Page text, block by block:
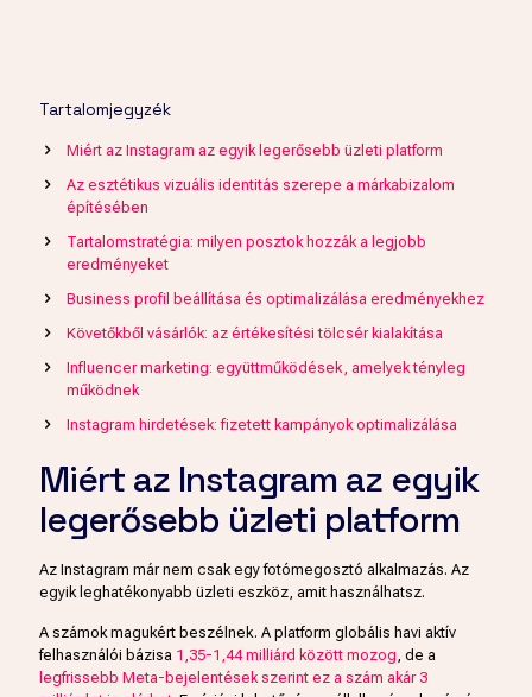
Tartalomjegyzék
Miért az Instagram az egyik legerősebb üzleti platform
Az esztétikus vizuális identitás szerepe a márkabizalom
építésében
Tartalomstratégia: milyen posztok hozzák a legjobb
eredményeket
Business profil beállítása és optimalizálása eredményekhez
Követőkből vásárlók: az értékesítési tölcsér kialakítása
Influencer marketing: együttműködések, amelyek tényleg
működnek
Instagram hirdetések: fizetett kampányok optimalizálása
Miért az Instagram az egyik
legerősebb üzleti platform
Az Instagram már nem csak egy fotómegosztó alkalmazás. Az
egyik leghatékonyabb üzleti eszköz, amit használhatsz.
A számok magukért beszélnek. A platform globális havi aktív
felhasználói bázisa 1,35-1,44 milliárd között mozog, de a
legfrissebb Meta-bejelentések szerint ez a szám akár 3